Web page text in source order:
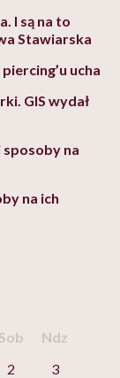
I są na to
Stawiarska
ucha
GIS wydał
sposoby na
na ich
Sob
Ndz
2
3